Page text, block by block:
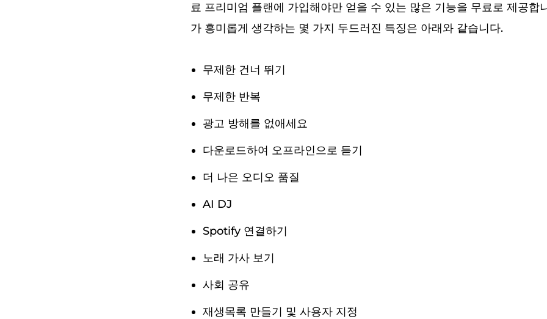
료 프리미엄 플랜에 가입해야만 얻을 수 있는 많은 기능을 무료로 제공합
가 흥미롭게 생각하는 몇 가지 두드러진 특징은 아래와 같습니다.
무제한 건너 뛰기
무제한 반복
광고 방해를 없애세요
다운로드하여 오프라인으로 듣기
더 나은 오디오 품질
AI DJ
Spotify 연결하기
노래 가사 보기
사회 공유
재생목록 만들기 및 사용자 지정